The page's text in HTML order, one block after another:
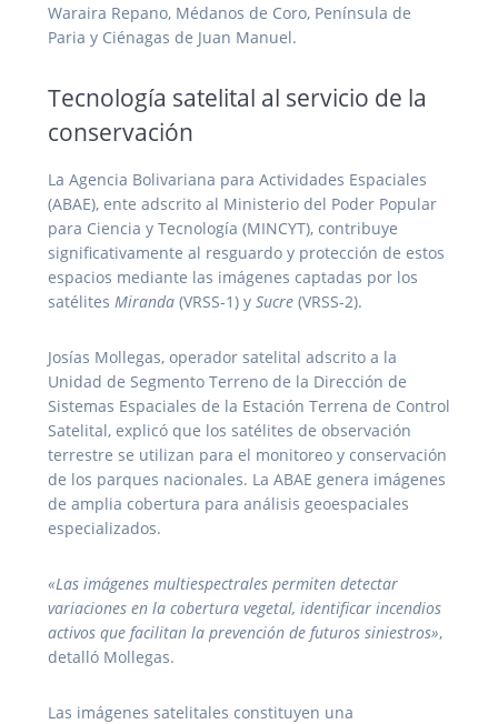
Waraira Repano, Médanos de Coro, Península de
Paria y Ciénagas de Juan Manuel.
Tecnología satelital al servicio de la
conservación
La Agencia Bolivariana para Actividades Espaciales
(ABAE), ente adscrito al Ministerio del Poder Popular
para Ciencia y Tecnología (MINCYT), contribuye
significativamente al resguardo y protección de estos
espacios mediante las imágenes captadas por los
satélites Miranda (VRSS-1) y Sucre (VRSS-2).
Josías Mollegas, operador satelital adscrito a la
Unidad de Segmento Terreno de la Dirección de
Sistemas Espaciales de la Estación Terrena de Control
Satelital, explicó que los satélites de observación
terrestre se utilizan para el monitoreo y conservación
de los parques nacionales. La ABAE genera imágenes
de amplia cobertura para análisis geoespaciales
especializados.
«Las imágenes multiespectrales permiten detectar
variaciones en la cobertura vegetal, identificar incendios
activos que facilitan la prevención de futuros siniestros»,
detalló Mollegas.
Las imágenes satelitales constituyen una